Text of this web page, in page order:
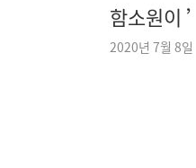
함소원이
2020년 7월 8